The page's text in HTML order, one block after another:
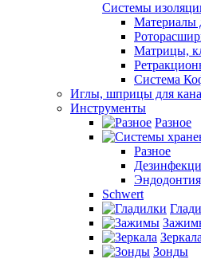
Системы
Материалы
Матрицы,
Система
Иглы, шприцы для
Инструменты
Разное
Разное
Schwert
Зеркала
Зонды